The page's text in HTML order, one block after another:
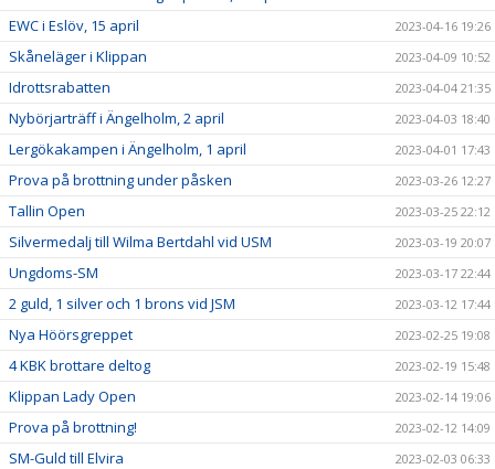
EWC i Eslöv, 15 april 2023-04-16 19:26
Skåneläger i Klippan 2023-04-09 10:52
Idrottsrabatten 2023-04-04 21:35
Nybörjarträff i Ängelholm, 2 april 2023-04-03 18:40
Lergökakampen i Ängelholm, 1 april 2023-04-01 17:43
Prova på brottning under påsken 2023-03-26 12:27
Tallin Open 2023-03-25 22:12
Silvermedalj till Wilma Bertdahl vid USM 2023-03-19 20:07
Ungdoms-SM 2023-03-17 22:44
2 guld, 1 silver och 1 brons vid JSM 2023-03-12 17:44
Nya Höörsgreppet 2023-02-25 19:08
4 KBK brottare deltog 2023-02-19 15:48
Klippan Lady Open 2023-02-14 19:06
Prova på brottning! 2023-02-12 14:09
SM-Guld till Elvira 2023-02-03 06:33